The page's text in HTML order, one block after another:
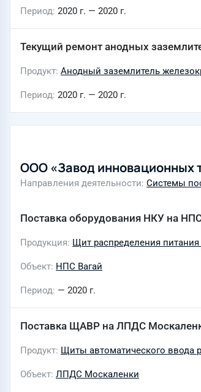
Период 2020 г. — 2020 г.
Текущий ремонт анодных
Продукт Анодный заземлитель
Период 2020 г. — 2020 г.
ООО «Завод инновационных
Направления деятельности Системы
Поставка оборудования НКУ на
Продукция Щит распределения
Объект НПС Вагай
Период — 2020 г.
Поставка ЩАВР на ЛПДС
Продукт Щиты автоматического ввода
Объект ЛПДС Москаленки